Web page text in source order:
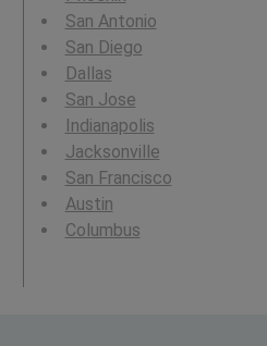
San Antonio
San Diego
Dallas
San Jose
Indianapolis
Jacksonville
San Francisco
Austin
Columbus